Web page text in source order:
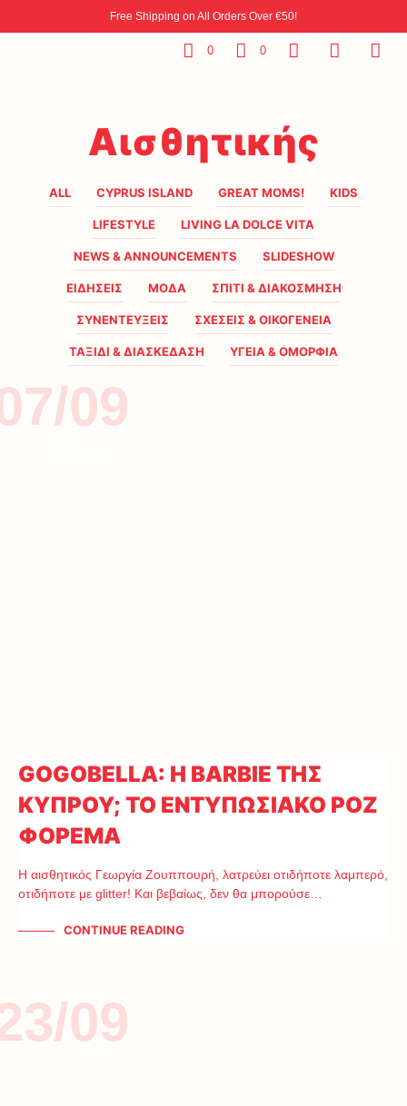
Free Shipping on All Orders Over €50!
0 0
Αισθητικής
ALL CYPRUS ISLAND GREAT MOMS! KIDS
LIFESTYLE LIVING LA DOLCE VITA
NEWS & ANNOUNCEMENTS SLIDESHOW
ΕΙΔΗΣΕΙΣ ΜΟΔΑ ΣΠΙΤΙ & ΔΙΑΚΟΣΜΗΣΗ
ΣΥΝΕΝΤΕΥΞΕΙΣ ΣΧΕΣΕΙΣ & ΟΙΚΟΓΕΝΕΙΑ
ΤΑΞΙΔΙ & ΔΙΑΣΚΕΔΑΣΗ ΥΓΕΙΑ & ΟΜΟΡΦΙΑ
09
GOGOBELLA: H BARBIE ΤΗΣ
ΚΥΠΡΟΥ; ΤΟ ΕΝΤΥΠΩΣΙΑΚΟ ΡΟΖ
ΦΟΡΕΜΑ
Η αισθητικός Γεωργία Ζουππουρή, λατρεύει οτιδήποτε λαμπερό,
οτιδήποτε με glitter! Και βεβαίως, δεν θα μπορούσε…
CONTINUE READING
09